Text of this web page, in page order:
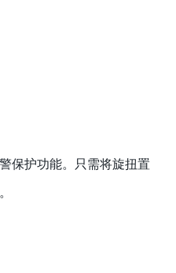
保护功能。只需将旋扭置